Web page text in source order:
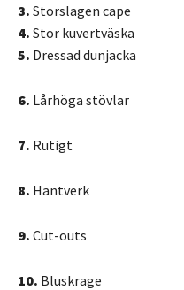
3. Storslagen cape
4. Stor kuvertväska
5. Dressad dunjacka
6. Lårhöga stövlar
7. Rutigt
8. Hantverk
9. Cut-outs
10. Bluskrage